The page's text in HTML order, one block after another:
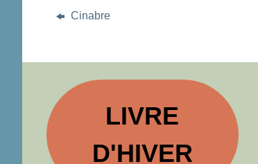
Cinabre
LIVRE
D'HIVER